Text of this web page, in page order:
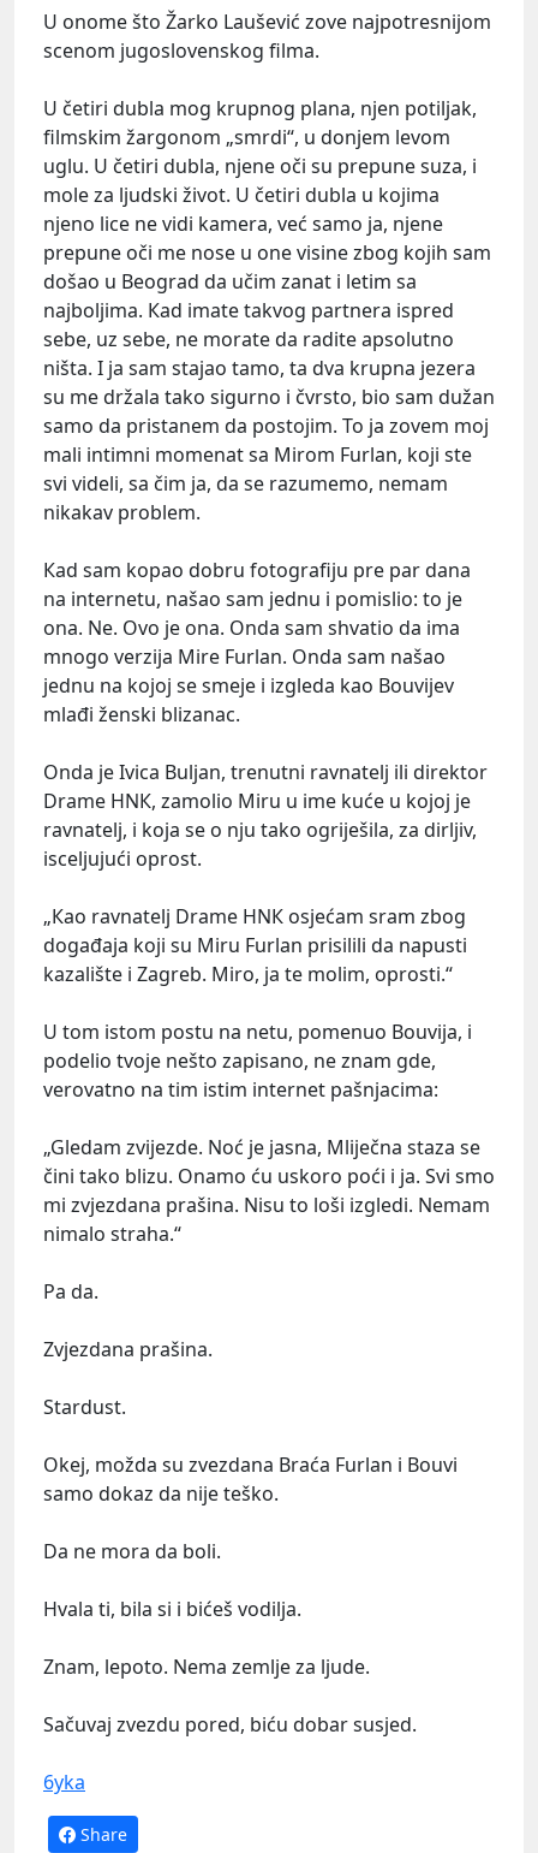
U onome što Žarko Laušević zove najpotresnijom
scenom jugoslovenskog filma.
U četiri dubla mog krupnog plana, njen potiljak,
filmskim žargonom „smrdi“, u donjem levom
uglu. U četiri dubla, njene oči su prepune suza, i
mole za ljudski život. U četiri dubla u kojima
njeno lice ne vidi kamera, već samo ja, njene
prepune oči me nose u one visine zbog kojih sam
došao u Beograd da učim zanat i letim sa
najboljima. Кad imate takvog partnera ispred
sebe, uz sebe, ne morate da radite apsolutno
ništa. I ja sam stajao tamo, ta dva krupna jezera
su me držala tako sigurno i čvrsto, bio sam dužan
samo da pristanem da postojim. To ja zovem moj
mali intimni momenat sa Mirom Furlan, koji ste
svi videli, sa čim ja, da se razumemo, nemam
nikakav problem.
Кad sam kopao dobru fotografiju pre par dana
na internetu, našao sam jednu i pomislio: to je
ona. Ne. Ovo je ona. Onda sam shvatio da ima
mnogo verzija Mire Furlan. Onda sam našao
jednu na kojoj se smeje i izgleda kao Bouvijev
mlađi ženski blizanac.
Onda je Ivica Buljan, trenutni ravnatelj ili direktor
Drame HNК, zamolio Miru u ime kuće u kojoj je
ravnatelj, i koja se o nju tako ogriješila, za dirljiv,
isceljujući oprost.
„Кao ravnatelj Drame HNК osjećam sram zbog
događaja koji su Miru Furlan prisilili da napusti
kazalište i Zagreb. Miro, ja te molim, oprosti.“
U tom istom postu na netu, pomenuo Bouvija, i
podelio tvoje nešto zapisano, ne znam gde,
verovatno na tim istim internet pašnjacima:
„Gledam zvijezde. Noć je jasna, Mliječna staza se
čini tako blizu. Onamo ću uskoro poći i ja. Svi smo
mi zvjezdana prašina. Nisu to loši izgledi. Nemam
nimalo straha.“
Pa da.
Zvjezdana prašina.
Stardust.
Okej, možda su zvezdana Braća Furlan i Bouvi
samo dokaz da nije teško.
Da ne mora da boli.
Hvala ti, bila si i bićeš vodilja.
Znam, lepoto. Nema zemlje za ljude.
Sačuvaj zvezdu pored, biću dobar susjed.
6yka
Share